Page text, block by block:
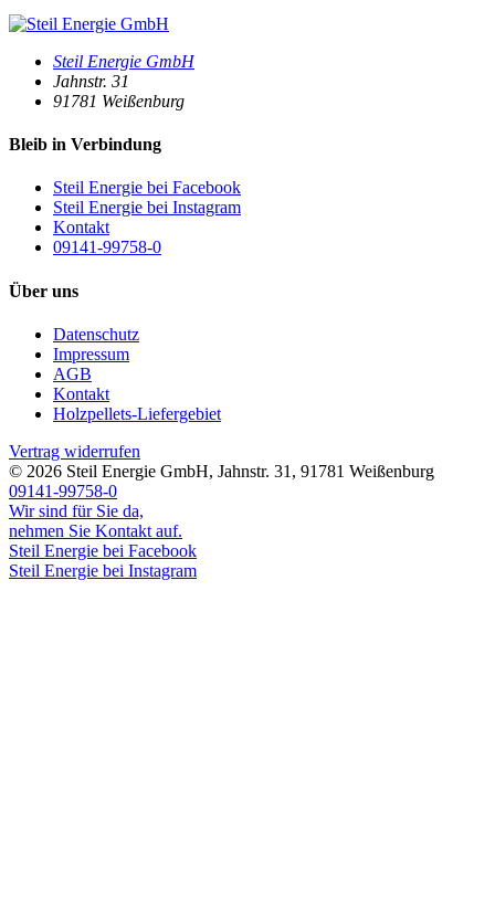
Steil Energie GmbH
Jahnstr. 31
91781 Weißenburg
Bleib in Verbindung
Steil Energie bei Facebook
Steil Energie bei Instagram
Kontakt
09141-99758-0
Über uns
Datenschutz
Impressum
AGB
Kontakt
Holzpellets-Liefergebiet
Vertrag widerrufen
© 2026 Steil Energie GmbH, Jahnstr. 31 , 91781 Weißenburg
09141-99758-0
Wir sind für Sie da,
nehmen Sie Kontakt auf.
Steil Energie bei Facebook
Steil Energie bei Instagram